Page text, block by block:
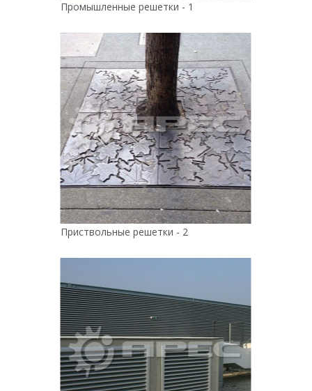
Промышленные решетки - 1
Приствольные решетки - 2